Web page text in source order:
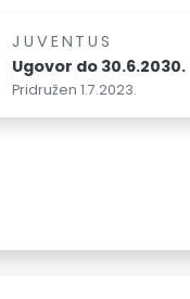
JUVENTUS
Ugovor do 30.6.2030.
Pridružen 1.7.2023.